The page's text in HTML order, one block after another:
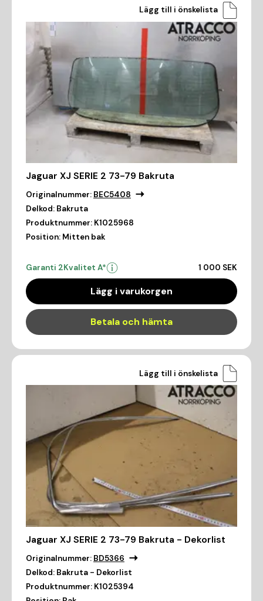
Lägg till i önskelista
Jaguar XJ SERIE 2 73-79 Bakruta
Originalnummer: BEC5408
Delkod: Bakruta
Produktnummer: K1025968
Position: Mitten bak
Garanti 2Kvalitet A* 1 000 SEK
Lägg i varukorgen
Betala och hämta
Lägg till i önskelista
Jaguar XJ SERIE 2 73-79 Bakruta - Dekorlist
Originalnummer: BD5366
Delkod: Bakruta - Dekorlist
Produktnummer: K1025394